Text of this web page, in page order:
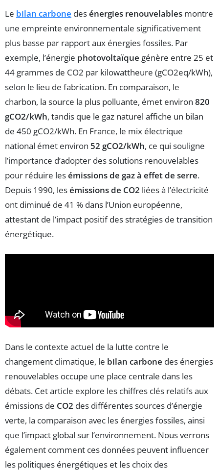
Le bilan carbone desénergies renouvelables montre
une empreinte environnementale significativement
plus basse par rapport aux énergies fossiles. Par
exemple, l’énergie photovoltaïque génère entre 25 et
44 grammes de CO2 par kilowattheure (gCO2eq/kWh),
selon le lieu de fabrication. En comparaison, le
charbon, la source la plus polluante, émet environ 820
gCO2/kWh, tandis que le gaz naturel affiche un bilan
de 450 gCO2/kWh. En France, le mix électrique
national émet environ 52 gCO2/kWh, ce qui souligne
l’importance d’adopter des solutions renouvelables
pour réduire lesémissions de gaz à effet de serre.
Depuis 1990, lesémissions de CO2 liées à l’électricité
ont diminué de 41 % dans l’Union européenne,
attestant de l’impact positif des stratégies de transition
énergétique.
Dans le contexte actuel de la lutte contre le
changement climatique, le bilan carbone des énergies
renouvelables occupe une place centrale dans les
débats. Cet article explore les chiffres clés relatifs aux
émissions de CO2 des différentes sources d’énergie
verte, la comparaison avec les énergies fossiles, ainsi
que l’impact global sur l’environnement. Nous verrons
également comment ces données peuvent influencer
les politiques énergétiques et les choix des